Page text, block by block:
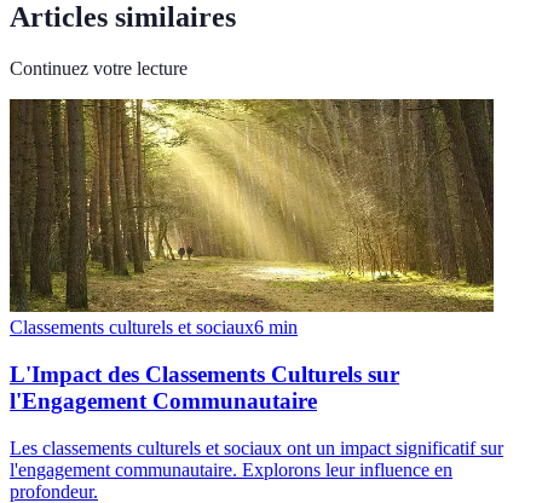
Articles similaires
Continuez votre lecture
Classements culturels et sociaux6 min
L'Impact des Classements Culturels sur
l'Engagement Communautaire
Les classements culturels et sociaux ont un impact significatif sur
l'engagement communautaire. Explorons leur influence en
profondeur.